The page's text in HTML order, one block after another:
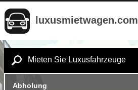
luxusmietwagen.com
Mieten Sie Luxusfahrzeuge
Abholung